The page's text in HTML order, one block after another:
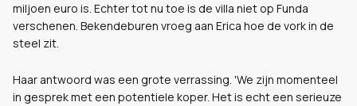
miljoen euro is. Echter tot nu toe is de villa niet op Funda
verschenen. Bekendeburen vroeg aan Erica hoe de vork in de
steel zit.
Haar antwoord was een grote verrassing. 'We zijn momenteel
in gesprek met een potentiele koper. Het is echt een serieuze